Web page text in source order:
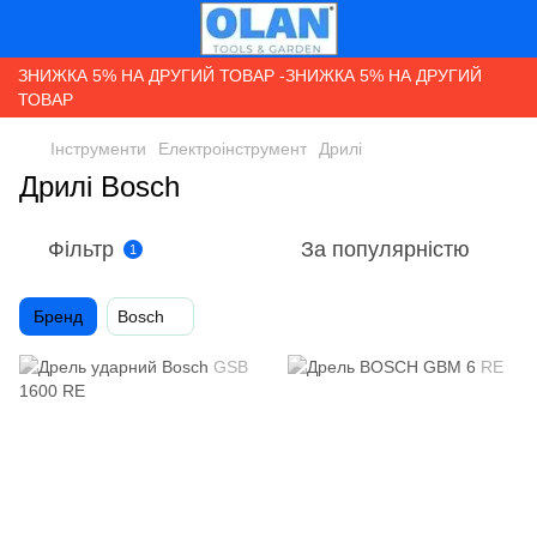
ЗНИЖКА 5% НА ДРУГИЙ ТОВАР -ЗНИЖКА 5% НА ДРУГИЙ
ТОВАР
Інструменти Електроінструмент Дрилі
Дрилі Bosch
Фільтр 1 За популярністю
Бренд Bosch